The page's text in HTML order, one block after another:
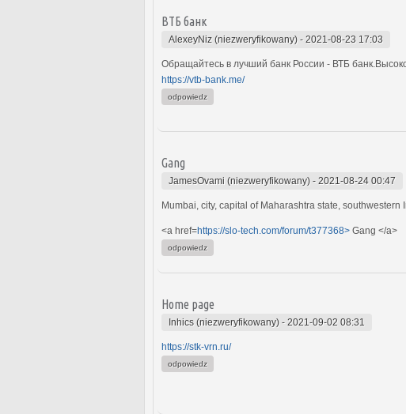
ВТБ банк
AlexeyNiz (niezweryfikowany) - 2021-08-23 17:03
Обращайтесь в лучший банк России - ВТБ
https://vtb-bank.me/
odpowiedz
Gang
JamesOvami (niezweryfikowany) - 2021-08-24 00:47
Mumbai, city, capital of Maharashtra state,
<a href=https://slo-tech.com/forum/t377368> Gang </a>
odpowiedz
Home page
Inhics (niezweryfikowany) - 2021-09-02 08:31
https://stk-vrn.ru/
odpowiedz